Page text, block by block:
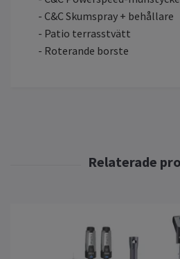
- C&C Skumspray + behållare
- Patio terrasstvätt
- Roterande borste